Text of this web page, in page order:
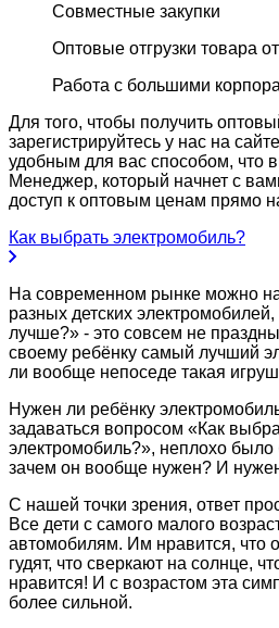
Совместные закупки
Оптовые отгрузки товара
Работа с большими
Для того, чтобы получить
зарегистрируйтесь у нас на
удобным для вас способом, что
Менеджер, который начнет с
доступ к оптовым ценам прямо
Как выбрать электромобиль?
На современном рынке можно
разных детских
лучше?» - это совсем не
своему ребёнку самый лучший
ли вообще непоседе такая
Нужен ли ребёнку
задаваться вопросом «Как
электромобиль?», неплохо было
зачем он вообще нужен? И
С нашей точки зрения, ответ
Все дети с самого малого
автомобилям. Им нравится, что
гудят, что сверкают на солнце,
нравится! И с возрастом эта
более сильной.